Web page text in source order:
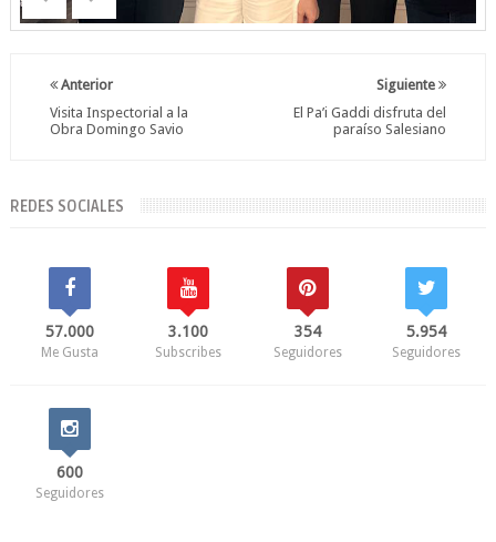
Siguiente
El Pa’i Gaddi disfruta del
paraíso Salesiano
Anterior
Visita Inspectorial a la
Obra Domingo Savio
REDES SOCIALES
57.000
Me Gusta
3.100
Subscribes
354
Seguidores
5.954
Seguidores
600
Seguidores